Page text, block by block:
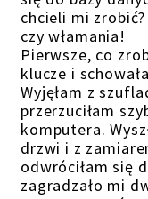
chcieli mi
czy włamania!
Pierwsze, co
klucze i
Wyjęłam z
przerzuciłam
komputera.
drzwi i z
odwróciłam się
zagradzało mi